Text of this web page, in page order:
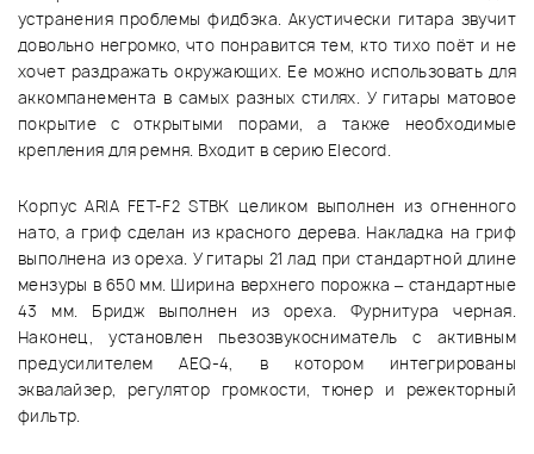
устранения проблемы фидбэка. Акустически гитара звучит
довольно негромко, что понравится тем, кто тихо поёт и не
хочет раздражать окружающих. Ее можно использовать для
аккомпанемента в самых разных стилях. У гитары матовое
покрытие с открытыми порами, а также необходимые
крепления для ремня. Входит в серию Elecord.
Корпус ARIA FET-F2 STBK целиком выполнен из огненного
нато, а гриф сделан из красного дерева. Накладка на гриф
выполнена из ореха. У гитары 21 лад при стандартной длине
мензуры в 650 мм. Ширина верхнего порожка – стандартные
43 мм. Бридж выполнен из ореха. Фурнитура черная.
Наконец, установлен пьезозвукосниматель с активным
предусилителем AEQ-4, в котором интегрированы
эквалайзер, регулятор громкости, тюнер и режекторный
фильтр.